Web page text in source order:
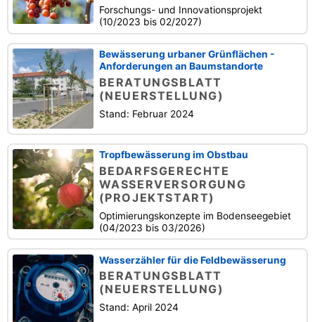
Forschungs- und Innovationsprojekt
(10/2023 bis 02/2027)
Bewässerung urbaner Grünflächen -
Anforderungen an Baumstandorte
BERATUNGSBLATT
(NEUERSTELLUNG)
Stand: Februar 2024
Tropfbewässerung im Obstbau
BEDARFSGERECHTE
WASSERVERSORGUNG
(PROJEKTSTART)
Optimierungskonzepte im Bodenseegebiet
(04/2023 bis 03/2026)
Wasserzähler für die Feldbewässerung
BERATUNGSBLATT
(NEUERSTELLUNG)
Stand: April 2024